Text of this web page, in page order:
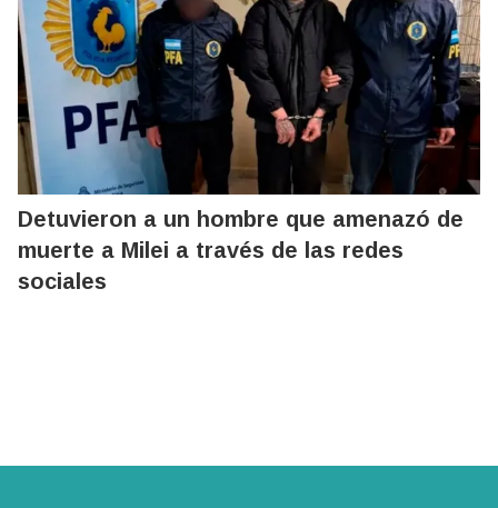
Detuvieron a un hombre que amenazó de
muerte a Milei a través de las redes
sociales